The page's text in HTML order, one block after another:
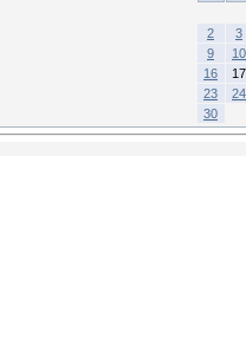
2
3
9
10
16
17
23
24
30